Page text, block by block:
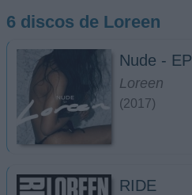
6 discos de Loreen
Nude - EP
Loreen
(2017)
RIDE